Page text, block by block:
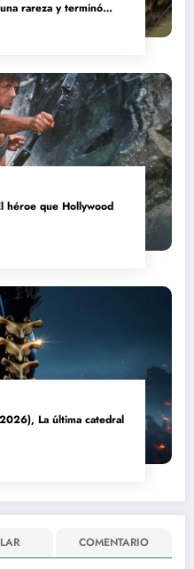
rareza y terminó
héroe que Hollywood
La última catedral
COMENTARIO